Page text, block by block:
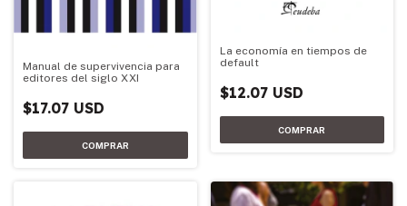
Manual de supervivencia para
editores del siglo XXI
$17.07 USD
La economía en tiempos de
default
$12.07 USD